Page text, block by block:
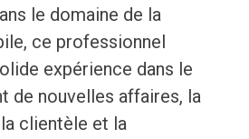
le domaine de la
ce professionnel
expérience dans le
de nouvelles affaires, la
clientèle et la